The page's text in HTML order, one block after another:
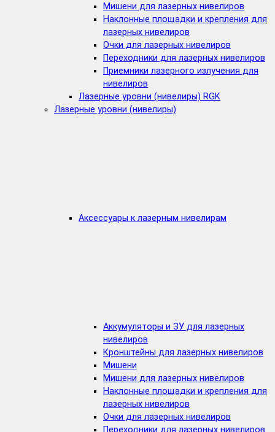
Мишени для лазерных нивелиров
Наклонные площадки и крепления для
лазерных нивелиров
Очки для лазерных нивелиров
Переходники для лазерных нивелиров
Приемники лазерного излучения для
нивелиров
Лазерные уровни (нивелиры) RGK
Лазерные уровни (нивелиры)
Аксессуары к лазерным нивелирам
Аккумуляторы и ЗУ для лазерных
нивелиров
Кронштейны для лазерных нивелиров
Мишени
Мишени для лазерных нивелиров
Наклонные площадки и крепления для
лазерных нивелиров
Очки для лазерных нивелиров